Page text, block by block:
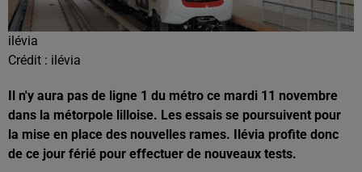
ilévia
Crédit : ilévia
Il n'y aura pas de ligne 1 du métro ce mardi 11 novembre
dans la métorpole lilloise. Les essais se poursuivent pour
la mise en place des nouvelles rames. Ilévia profite donc
de ce jour férié pour effectuer de nouveaux tests.